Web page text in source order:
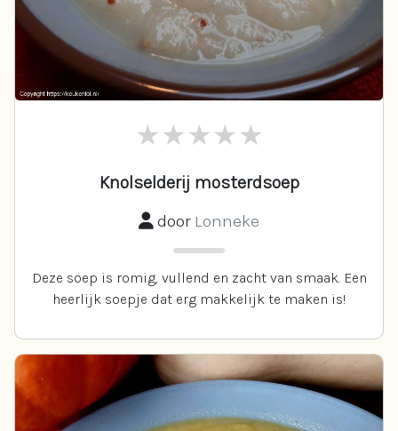
Knolselderij mosterdsoep
door Lonneke
Deze soep is romig, vullend en zacht van smaak. Een
heerlijk soepje dat erg makkelijk te maken is!